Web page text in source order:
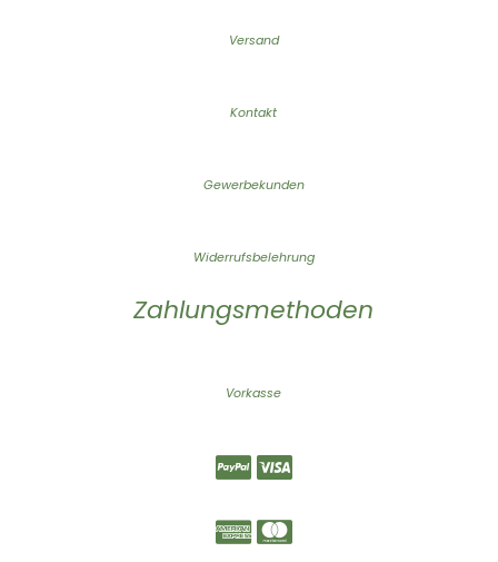
Versand
Kontakt
Gewerbekunden
Widerrufsbelehrung
Zahlungsmethoden
Vorkasse